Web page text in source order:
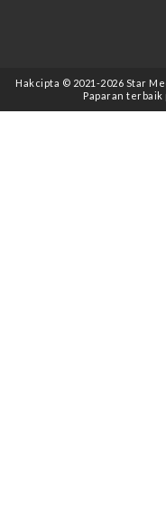
Hakcipta © 2021 -2026 Star
Paparan terbaik